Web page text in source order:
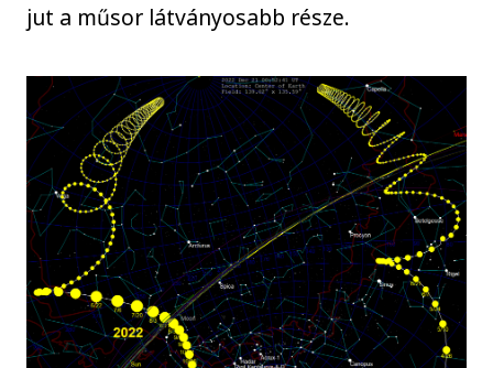
jut a műsor látványosabb része.